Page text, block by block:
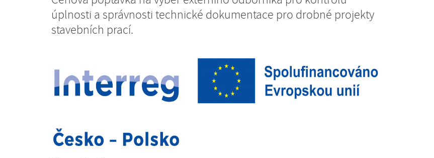
úplnosti a správnosti technické dokumentace pro drobné projekty
stavebních prací.